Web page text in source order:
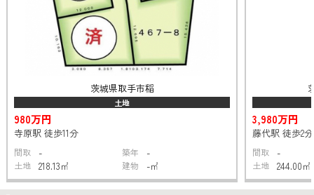
茨城県取手市稲
土地
980万円
寺原駅 徒歩11分
間取 - 築年 -
土地 218.13㎡ 建物 -㎡
3,980万円
藤代駅 徒歩2分
間取 -
土地 244.00㎡